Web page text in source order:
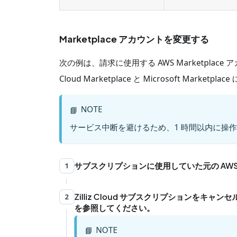
Marketplace アカウントを変更する
次の例は、請求に使用する AWS Marketplace
Cloud Marketplace と Microsoft Marketplace に
📘 NOTE
サービス中断を避けるため、1 時間以内に操
1 サブスクリプションに使用していた元の
2 Zilliz Cloud サブスクリプションをキャンセ
を参照してください。
📘 NOTE